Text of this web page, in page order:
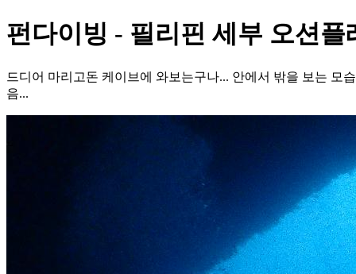
펀다이빙 - 필리핀 세부 오션
드디어 마리고돈 케이브에 와보는구나... 안에서 밖을 보는 모
음...